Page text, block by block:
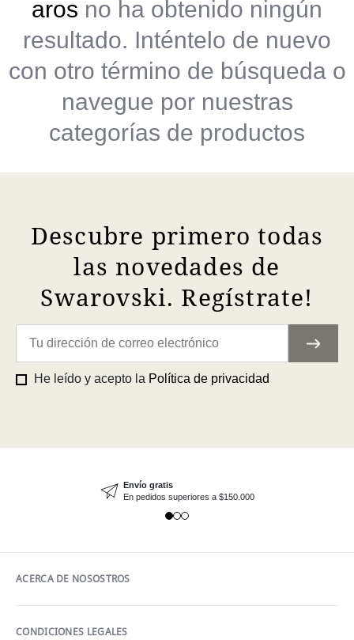
aros no ha obtenido ningún
resultado. Inténtelo de nuevo
con otro término de búsqueda o
navegue por nuestras
categorías de productos
Descubre primero todas
las novedades de
Swarovski. Regístrate!
He leído y acepto la Política de privacidad
Envío gratis
En pedidos superiores a $150.000
ACERCA DE NOSOSTROS
CONDICIONES LEGALES